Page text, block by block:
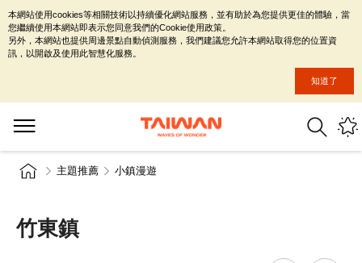
主題推薦 小鎮漫遊
竹東鎮
本網站使用cookies等相關技術以持續優化網站服務，並有助於為您提供更佳的體驗，當
您繼續使用本網站即表示您同意我們的Cookie使用政策。
另外，本網站也提供周邊景點自動偵測服務，我們建議您允許本網站取得您的位置資
訊，以開啟及使用此智慧化服務。
知道了